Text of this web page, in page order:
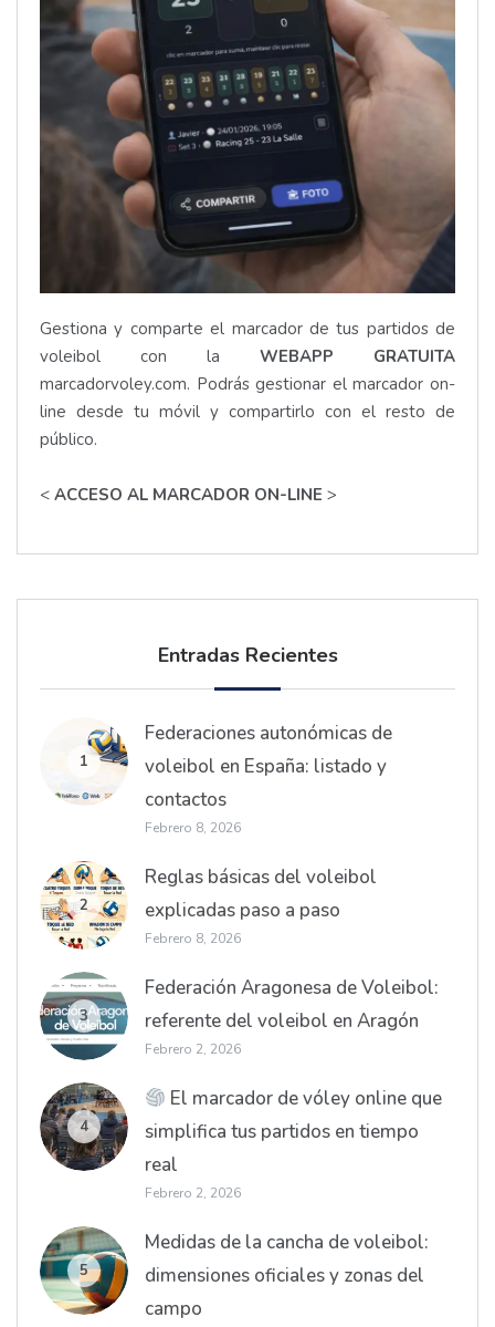
Gestiona y comparte el marcador de tus partidos de
voleibol con la WEBAPP GRATUITA
marcadorvoley.com. Podrás gestionar el marcador on-
line desde tu móvil y compartirlo con el resto de
público.
< ACCESO AL MARCADOR ON-LINE >
Entradas Recientes
1
Federaciones autonómicas de
voleibol en España: listado y
contactos
Febrero 8, 2026
2
Reglas básicas del voleibol
explicadas paso a paso
Febrero 8, 2026
3
Federación Aragonesa de Voleibol:
referente del voleibol en Aragón
Febrero 2, 2026
4
El marcador de vóley online que
simplifica tus partidos en tiempo
real
Febrero 2, 2026
5
Medidas de la cancha de voleibol:
dimensiones oficiales y zonas del
campo